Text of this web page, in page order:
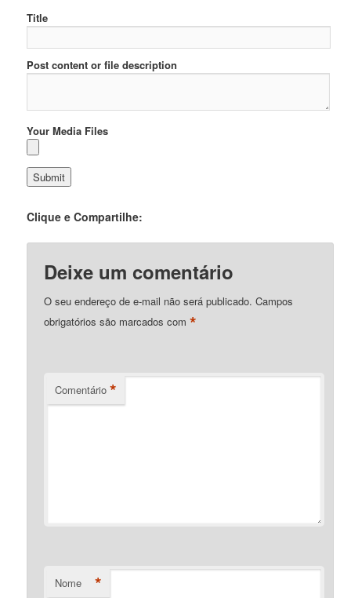
Title
Post content or file description
Your Media Files
Clique e Compartilhe:
Deixe um comentário
O seu endereço de e-mail não será publicado. Campos
obrigatórios são marcados com*
Comentário *
Nome *